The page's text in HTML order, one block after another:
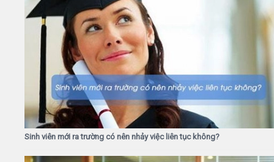
Sinh viên mới ra trường có nên nhảy việc liên tục không?